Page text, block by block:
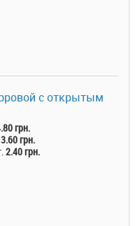
с открытым
грн.
3.60 грн.
2.40 грн.